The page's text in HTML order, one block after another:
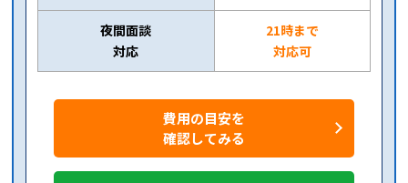
夜間面談
対応
21時まで
対応可
費用の目安を
確認してみる